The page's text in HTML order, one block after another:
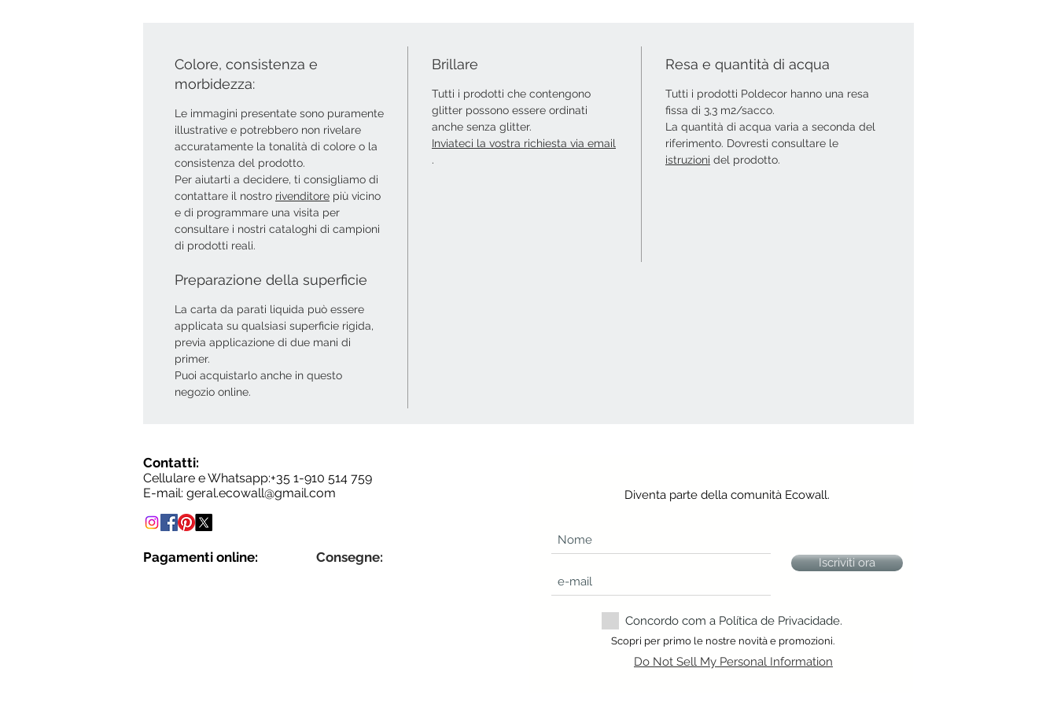
Colore, consistenza e
morbidezza:
Le immagini presentate sono puramente
illustrative e potrebbero non rivelare
accuratamente la tonalità di colore o la
consistenza del prodotto.
Per aiutarti a decidere, ti consigliamo di
contattare il nostro rivenditore più vicino
e di programmare una visita per
consultare i nostri cataloghi di campioni
di prodotti reali.
Brillare
Tutti i prodotti che contengono
glitter possono essere ordinati
anche senza glitter.
Inviateci la vostra richiesta via email
.
Resa e quantità di acqua
Tutti i prodotti Poldecor hanno una resa
fissa di 3,3 m2/sacco.
La quantità di acqua varia a seconda del
riferimento. Dovresti consultare le
istruzioni del prodotto.
Preparazione della superficie
La carta da parati liquida può essere
applicata su qualsiasi superficie rigida,
previa applicazione di due mani di
primer.
Puoi acquistarlo anche in questo
negozio online.
Contatti:
Cellulare e Whatsapp:+35 1-910 514 759
E-mail: geral.ecowall@gmail.com
Pagamenti online: Consegne:
Diventa parte della comunità Ecowall.
Iscriviti ora
Concordo com a Política de Privacidade.
Scopri per primo le nostre novità e promozioni.
Do Not Sell My Personal Information